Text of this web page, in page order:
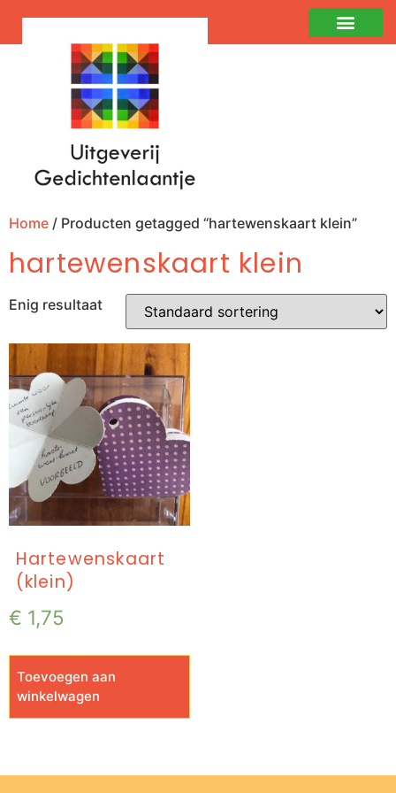
Home / Producten getagged “hartewenskaart klein”
hartewenskaart klein
Enig resultaat
Hartewenskaart
(klein)
€ 1,75
Toevoegen aan
winkelwagen